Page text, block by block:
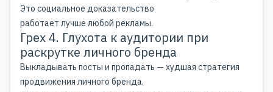
Это социальное доказательство
работает лучше любой рекламы.
Грех 4. Глухота к аудитории при
раскрутке личного бренда
Выкладывать посты и пропадать — худшая стратегия
продвижения личного бренда.